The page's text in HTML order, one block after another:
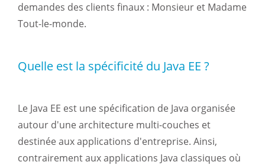
demandes des clients finaux : Monsieur et Madame
Tout-le-monde.
Quelle est la spécificité du Java EE ?
Le Java EE est une spécification de Java organisée
autour d'une architecture multi-couches et
destinée aux applications d'entreprise. Ainsi,
contrairement aux applications Java classiques où